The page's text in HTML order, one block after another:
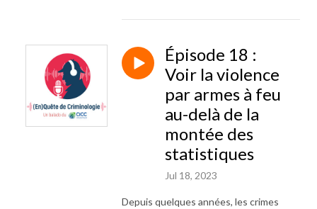
Épisode 18 :
Voir la violence
par armes à feu
au-delà de la
montée des
statistiques
Jul 18, 2023
Depuis quelques années, les crimes